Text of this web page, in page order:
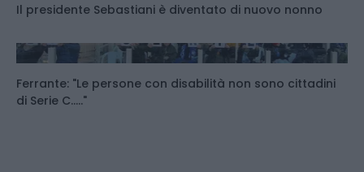
Il presidente Sebastiani è diventato di nuovo nonno
Ferrante: "Le persone con disabilità non sono cittadini
di Serie C....."